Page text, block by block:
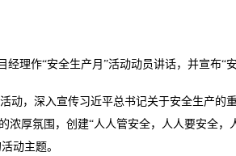
经理作“安全生产月”活动动员讲话，并宣布“
动，深入宣传习近平总书记关于安全生产的
浓厚氛围，创建“人人管安全，人人要安全，
动主题。